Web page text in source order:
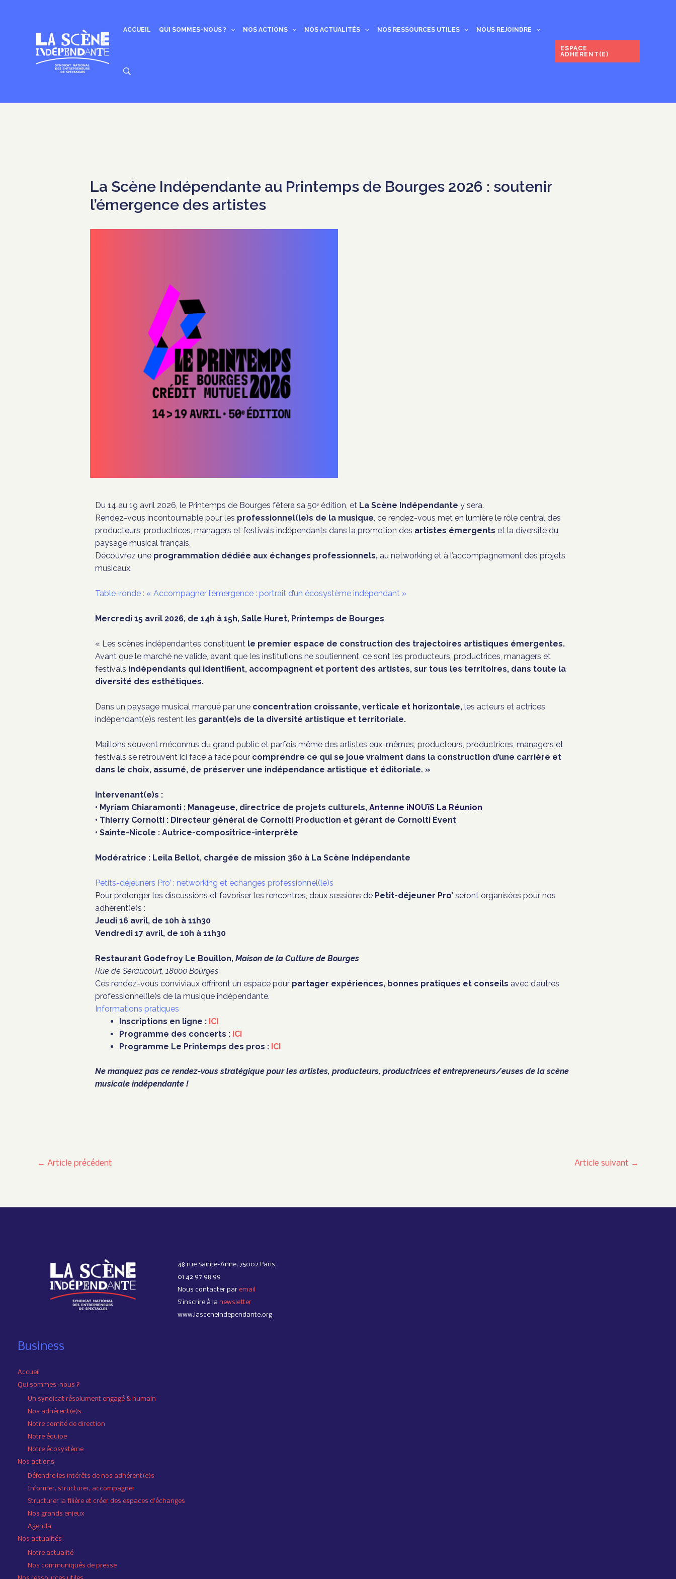
ACCUEIL QUI SOMMES-NOUS ? NOS ACTIONS NOS ACTUALITÉS NOS RESSOURCES UTILES NOUS REJOINDRE
ESPACE
ADHÉRENT(E)
La Scène Indépendante au Printemps de Bourges 2026 : soutenir
l’émergence des artistes
Du 14 au 19 avril 2026, le Printemps de Bourges fêtera sa 50ᵉ édition, et La Scène Indépendante y sera.
Rendez-vous incontournable pour les professionnel(le)s de la musique , ce rendez-vous met en lumière le rôle central des
producteurs, productrices, managers et festivals indépendants dans la promotion des artistes émergents et la diversité du
paysage musical français.
Découvrez une programmation dédiée aux échanges professionnels, au networking et à l’accompagnement des projets
musicaux.
Table-ronde : « Accompagner l’émergence : portrait d’un écosystème indépendant »
Mercredi 15 avril 2026, de 14h à 15h, Salle Huret, Printemps de Bourges
« Les scènes indépendantes constituent le premier espace de construction des trajectoires artistiques émergentes.
Avant que le marché ne valide, avant que les institutions ne soutiennent, ce sont les producteurs, productrices, managers et
festivals indépendants qui identifient, accompagnent et portent des artistes, sur tous les territoires, dans toute la
diversité des esthétiques.
Dans un paysage musical marqué par une concentration croissante, verticale et horizontale,les acteurs et actrices
indépendant(e)s restent les garant(e)s de la diversité artistique et territoriale.
Maillons souvent méconnus du grand public et parfois même des artistes eux-mêmes, producteurs, productrices, managers et
festivals se retrouvent ici face à face pour comprendre ce qui se joue vraiment dans la construction d’une carrière et
dans le choix, assumé, de préserver une indépendance artistique et éditoriale. »
Intervenant(e)s :
• Myriam Chiaramonti : Manageuse, directrice de projets culturels, Antenne iNOUïS La Réunion
• Thierry Cornolti : Directeur général de Cornolti Production et gérant de Cornolti Event
• Sainte-Nicole : Autrice-compositrice-interprète
Modératrice : Leila Bellot, chargée de mission 360 à La Scène Indépendante
Petits-déjeuners Pro’ : networking et échanges professionnel(le)s
Pour prolonger les discussions et favoriser les rencontres, deux sessions de Petit-déjeuner Pro’seront organisées pour nos
adhérent(e)s :
Jeudi 16 avril, de 10h à 11h30
Vendredi 17 avril, de 10h à 11h30
Restaurant Godefroy Le Bouillon, Maison de la Culture de Bourges
Rue de Séraucourt, 18000 Bourges
Ces rendez-vous conviviaux offriront un espace pour partager expériences, bonnes pratiques et conseils avec d’autres
professionnel(le)s de la musique indépendante.
Informations pratiques
Inscriptions en ligne : ICI
Programme des concerts : ICI
Programme Le Printemps des pros : ICI
Ne manquez pas ce rendez-vous stratégique pour les artistes, producteurs, productrices et entrepreneurs/euses de la scène
musicale indépendante !
← Article précédent Article suivant →
48 rue Sainte-Anne, 75002 Paris
01 42 97 98 99
Nous contacter par email
S’inscrire à la newsletter
www.lasceneindependante.org
Business
Accueil
Qui sommes-nous ?
Un syndicat résolument engagé & humain
Nos adhérent(e)s
Notre comité de direction
Notre équipe
Notre écosystème
Nos actions
Défendre les intérêts de nos adhérent(e)s
Informer, structurer, accompagner
Structurer la filière et créer des espaces d’échanges
Nos grands enjeux
Agenda
Nos actualités
Notre actualité
Nos communiqués de presse